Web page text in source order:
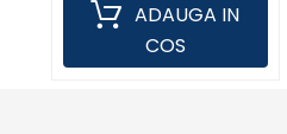
ADAUGA IN
COS